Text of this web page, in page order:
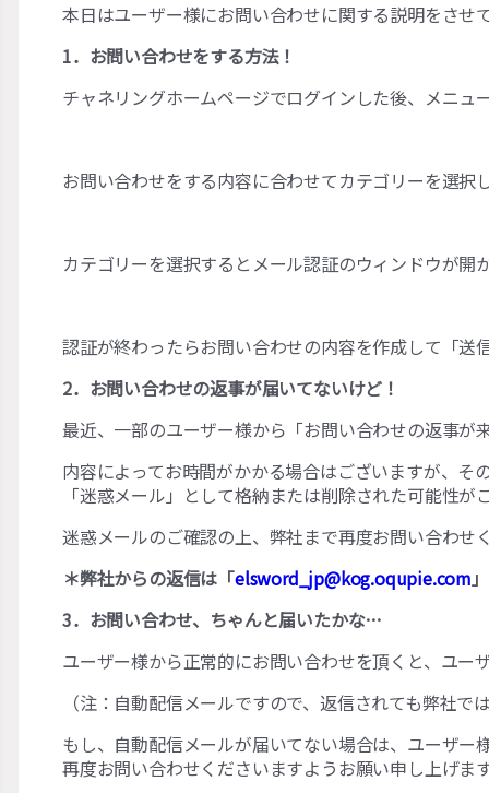
本日はユーザー様にお問い合わせに関する説明をさせ
1．お問い合わせをする方法！
チャネリングホームページでログインした後、メニ
お問い合わせをする内容に合わせてカテゴリーを選択
カテゴリーを選択するとメール認証のウィンドウが
認証が終わったらお問い合わせの内容を作成して「送
2．お問い合わせの返事が届いてないけど！
最近、一部のユーザー様から「お問い合わせの返事が
内容によってお時間がかかる場合はございますが、
「迷惑メール」として格納または削除された可能性が
迷惑メールのご確認の上、弊社まで再度お問い合わせ
＊弊社からの返信は「elsword_jp@kog.oqupie.com
3．お問い合わせ、ちゃんと届いたかな…
ユーザー様から正常的にお問い合わせを頂くと、ユ
（注：自動配信メールですので、返信されても弊社で
もし、自動配信メールが届いてない場合は、ユーザ
再度お問い合わせくださいますようお願い申し上げま